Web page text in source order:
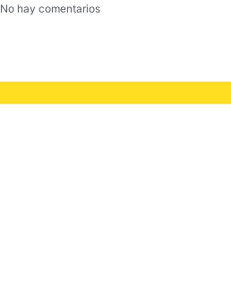
No hay comentarios